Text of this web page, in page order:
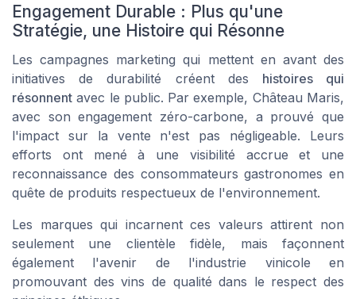
Engagement Durable : Plus qu'une
Stratégie, une Histoire qui Résonne
Les campagnes marketing qui mettent en avant des
initiatives de durabilité créent des histoires qui
résonnent avec le public. Par exemple, Château Maris,
avec son engagement zéro-carbone, a prouvé que
l'impact sur la vente n'est pas négligeable. Leurs
efforts ont mené à une visibilité accrue et une
reconnaissance des consommateurs gastronomes en
quête de produits respectueux de l'environnement.
Les marques qui incarnent ces valeurs attirent non
seulement une clientèle fidèle, mais façonnent
également l'avenir de l'industrie vinicole en
promouvant des vins de qualité dans le respect des